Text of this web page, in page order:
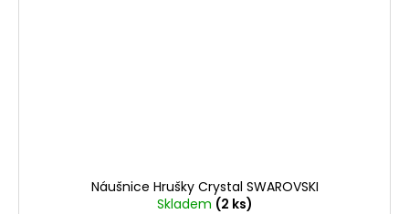
Náušnice Hrušky Crystal SWAROVSKI
Skladem (2 ks)